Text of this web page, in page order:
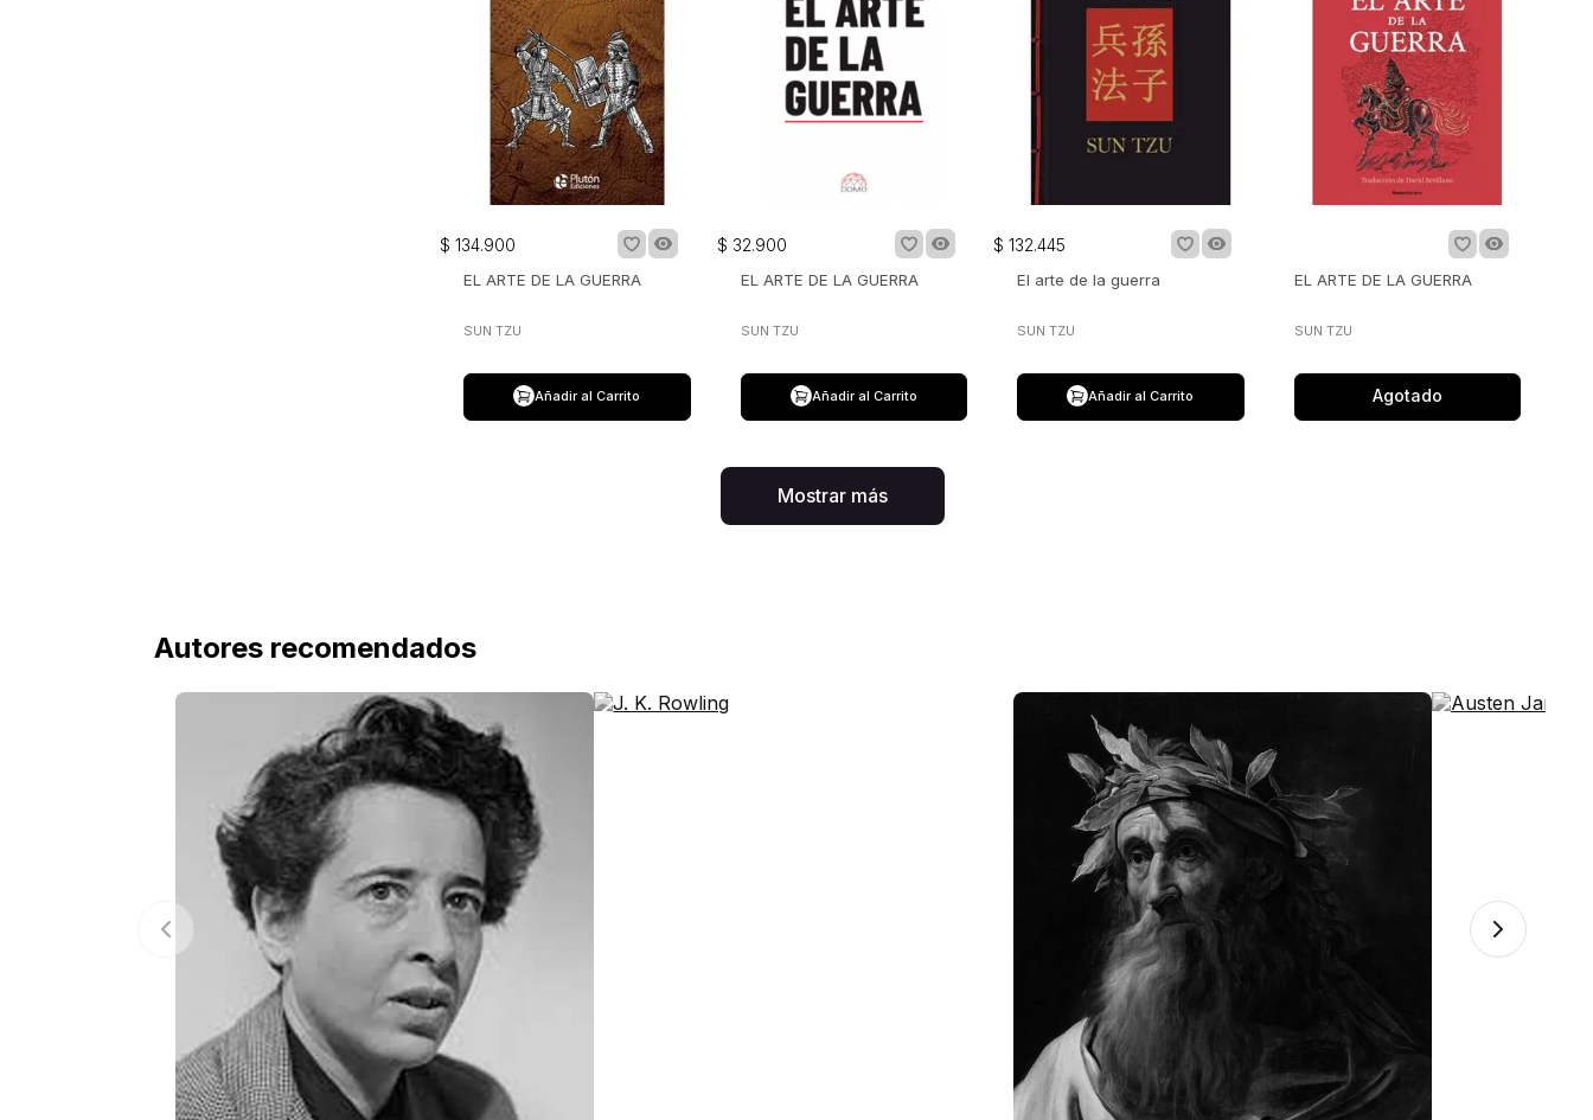
$ 134.900
EL ARTE DE LA GUERRA
SUN TZU
Añadir al Carrito
$ 32.900
EL ARTE DE LA GUERRA
SUN TZU
Añadir al Carrito
$ 132.445
El arte de la guerra
SUN TZU
Añadir al Carrito
EL ARTE DE LA GUERRA
SUN TZU
Agotado
Mostrar más
Autores recomendados